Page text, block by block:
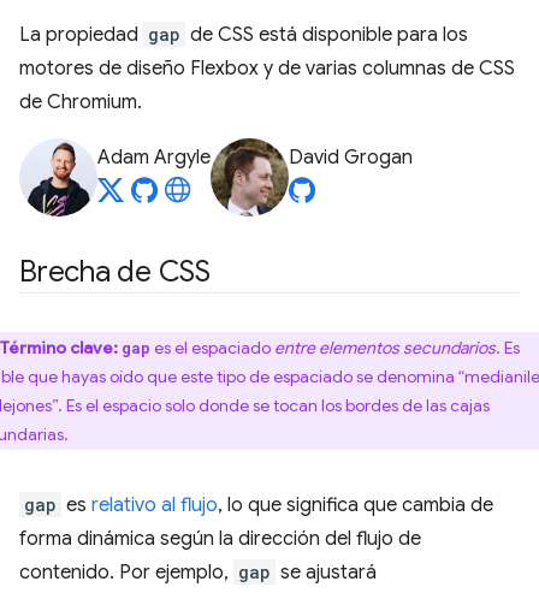
La propiedad gap de CSS está disponible para los
motores de diseño Flexbox y de varias columnas de CSS
de Chromium.
Adam Argyle David Grogan
Brecha de CSS
Término clave: gap es el espaciado entre elementos secundarios. Es
que hayas oído que este tipo de espaciado se denomina
Es el espacio solo donde se tocan los bordes de las cajas
gap es relativo al flujo, lo que significa que cambia de
forma dinámica según la dirección del flujo de
contenido. Por ejemplo, gap se ajustará